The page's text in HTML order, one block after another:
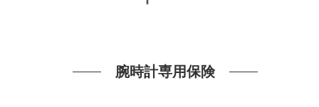
腕時計専用保険